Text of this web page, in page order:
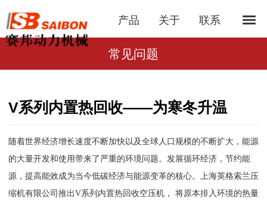
产品 关于 联系
常见问题
V系列内置热回收——为寒冬升温
随着世界经济增长速度不断加快以及全球人口规模的不断扩大，能源
的大量开发和使用带来了严重的环境问题。发展循环经济，节约能
源，提高能效成为当今低碳经济与能源变革的核心。上海英格索兰压
缩机有限公司推出V系列内置热回收空压机， 将原本排入环境的热量